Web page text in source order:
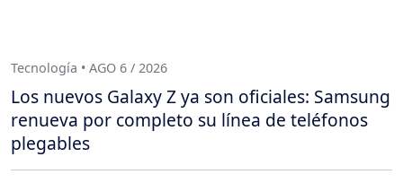
Tecnología • AGO 6 / 2026
Los nuevos Galaxy Z ya son oficiales: Samsung
renueva por completo su línea de teléfonos
plegables